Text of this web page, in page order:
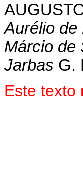
Aurélio de
Márcio de
Jarbas G.
Este texto